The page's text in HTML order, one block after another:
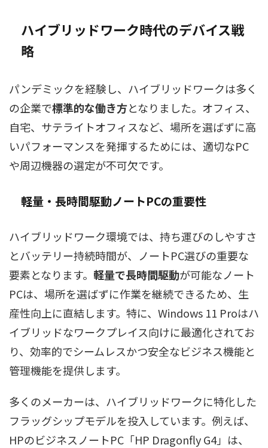
ハイブリッドワーク時代のデバイス戦
略
パンデミックを経験し、ハイブリッドワークは多く
の企業で標準的な働き方となりました。オフィス、
自宅、サテライトオフィスなど、場所を選ばずに高
いパフォーマンスを発揮するためには、適切なPC
や周辺機器の選定が不可欠です。
軽量・長時間駆動ノートPCの重要性
ハイブリッドワーク環境では、持ち運びのしやすさ
とバッテリー持続時間が、ノートPC選びの重要な
要素となります。 軽量で長時間駆動が可能なノート
PCは、場所を選ばずに作業を継続できるため、生
産性向上に直結します。特に、Windows 11 Proはハ
イブリッドなワークプレイス向けに最適化されてお
り、効率的でシームレスかつ安全なビジネス機能と
管理機能を提供します。
多くのメーカーは、ハイブリッドワークに特化した
フラッグシップモデルを投入しています。例えば、
HPのビジネスノートPC「HP Dragonfly G4」は、